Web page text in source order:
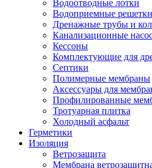
Водоотводные лотки
Водоприемные решетки
Дренажные трубы и
Канализационные
Кессоны
Комплектующие для
Септики
Полимерные мембраны
Аксессуары для
Профилированные
Тротуарная плитка
Холодный асфальт
Герметики
Изоляция
Ветрозащита
Мембрана